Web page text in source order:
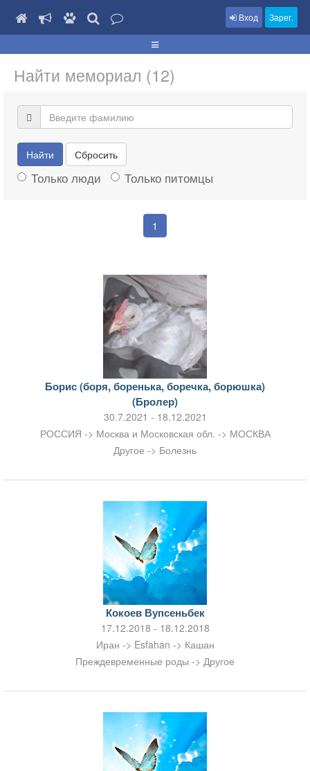
Вход Зарег.
Найти мемориал (12)
Найти Сбросить
Только люди Только питомцы
1
Борис (боря, боренька, боречка, борюшка)
(Бролер)
30.7.2021 - 18.12.2021
РОССИЯ -> Москва и Московская обл. -> МОСКВА
Другое -> Болезнь
Кокоев Вупсеньбек
17.12.2018 - 18.12.2018
Иран -> Esfahan -> Кашан
Преждевременные роды -> Другое